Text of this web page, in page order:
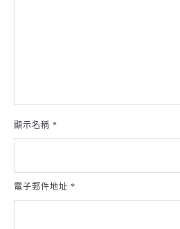
顯示名稱 *
電子郵件地址 *